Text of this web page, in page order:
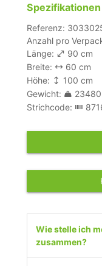
Spezifikationen
Referenz:
Anzahl pro
Länge:
90 cm
Breite:
60 cm
Höhe:
100 cm
Gewicht:
Strichcode:
Wie stelle ich
zusammen?